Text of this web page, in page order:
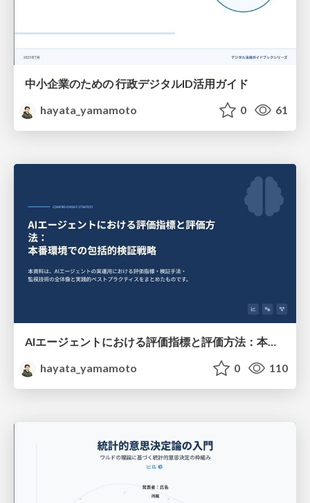
中小企業のための 行政デジタルID活用ガイド
hayata_yamamoto
0 61
AIエージェントにおける評価指標と評価方法：本番環境での包括的検証戦略
hayata_yamamoto
0 110